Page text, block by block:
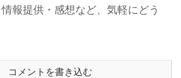
情報提供・感想など、気軽にどう
コメントを書き込む